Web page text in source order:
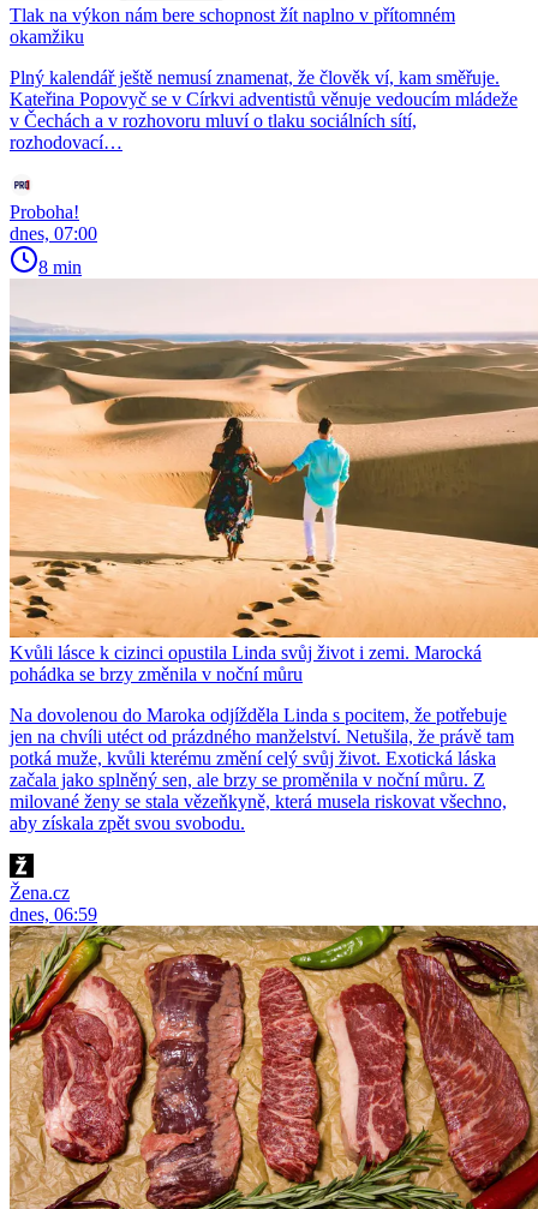
Tlak na výkon nám bere schopnost žít naplno v přítomném
okamžiku
Plný kalendář ještě nemusí znamenat, že člověk ví, kam směřuje.
Kateřina Popovyč se v Církvi adventistů věnuje vedoucím mládeže
v Čechách a v rozhovoru mluví o tlaku sociálních sítí,
rozhodovací…
Proboha!
dnes, 07:00
8 min
Kvůli lásce k cizinci opustila Linda svůj život i zemi. Marocká
pohádka se brzy změnila v noční můru
Na dovolenou do Maroka odjížděla Linda s pocitem, že potřebuje
jen na chvíli utéct od prázdného manželství. Netušila, že právě tam
potká muže, kvůli kterému změní celý svůj život. Exotická láska
začala jako splněný sen, ale brzy se proměnila v noční můru. Z
milované ženy se stala vězeňkyně, která musela riskovat všechno,
aby získala zpět svou svobodu.
Žena.cz
dnes, 06:59